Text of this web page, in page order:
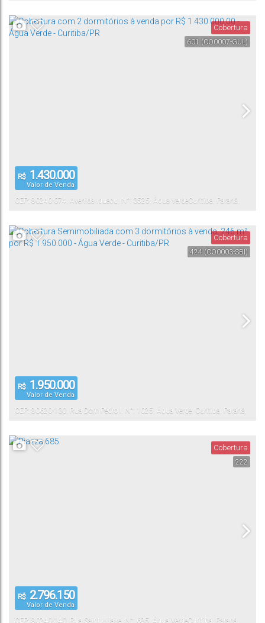
601 (CO0007-GUL)
Cobertura
R$ 1.430.000
Valor de Venda
CEP: 80240-074 Avenida Iguaçu N°: 3525 Água VerdeCuritiba Paraná
424 (CO0003-SBI)
Cobertura
R$ 1.950.000
Valor de Venda
CEP: 80620-130 Rua Dom Pedro I N°: 1025 Água Verde Curitiba Paraná
222
Cobertura
R$ 2.796.150
Valor de Venda
CEP: 80240-140 Rua Saint Hilaire N°: 685 Água VerdeCuritiba Paraná